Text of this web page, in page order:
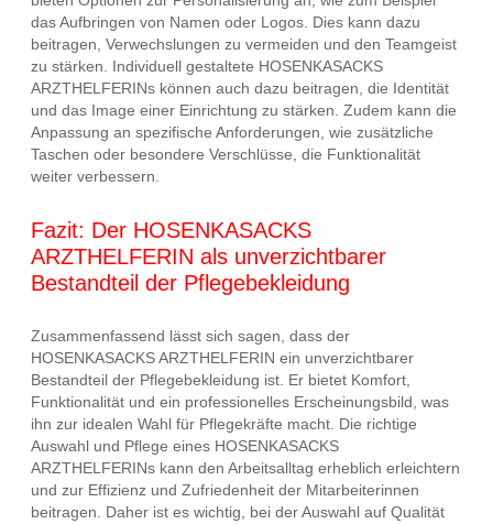
das Aufbringen von Namen oder Logos. Dies kann dazu
beitragen, Verwechslungen zu vermeiden und den Teamgeist
zu stärken. Individuell gestaltete HOSENKASACKS
ARZTHELFERINs können auch dazu beitragen, die Identität
und das Image einer Einrichtung zu stärken. Zudem kann die
Anpassung an spezifische Anforderungen, wie zusätzliche
Taschen oder besondere Verschlüsse, die Funktionalität
weiter verbessern.
Fazit: Der HOSENKASACKS
ARZTHELFERIN als unverzichtbarer
Bestandteil der Pflegebekleidung
Zusammenfassend lässt sich sagen, dass der
HOSENKASACKS ARZTHELFERIN ein unverzichtbarer
Bestandteil der Pflegebekleidung ist. Er bietet Komfort,
Funktionalität und ein professionelles Erscheinungsbild, was
ihn zur idealen Wahl für Pflegekräfte macht. Die richtige
Auswahl und Pflege eines HOSENKASACKS
ARZTHELFERINs kann den Arbeitsalltag erheblich erleichtern
und zur Effizienz und Zufriedenheit der Mitarbeiterinnen
beitragen. Daher ist es wichtig, bei der Auswahl auf Qualität